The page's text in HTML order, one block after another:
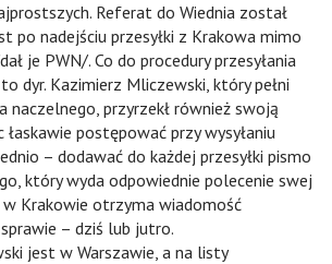
Referat do Wiednia został
po nadejściu przesyłki z Krakowa mimo
je PWN/. Co do procedury przesyłania
dyr. Kazimierz Mliczewski, który pełni
naczelnego, przyrzekł również swoją
łaskawie postępować przy wysyłaniu
– dodawać do każdej przesyłki pismo
który wyda odpowiednie polecenie swej
w Krakowie otrzyma wiadomość
– dziś lub jutro.
jest w Warszawie, a na listy